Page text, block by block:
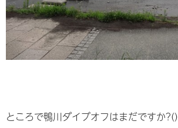
ところで鴨川ダイブオフはまだですか?()